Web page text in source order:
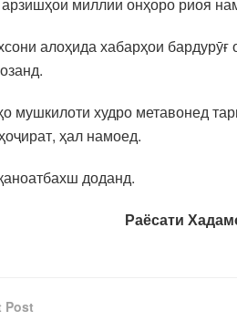
алоҳида хабарҳои
мушкилоти худро метавонед
ҳал намоед.
доданд.
Раёсати
Post